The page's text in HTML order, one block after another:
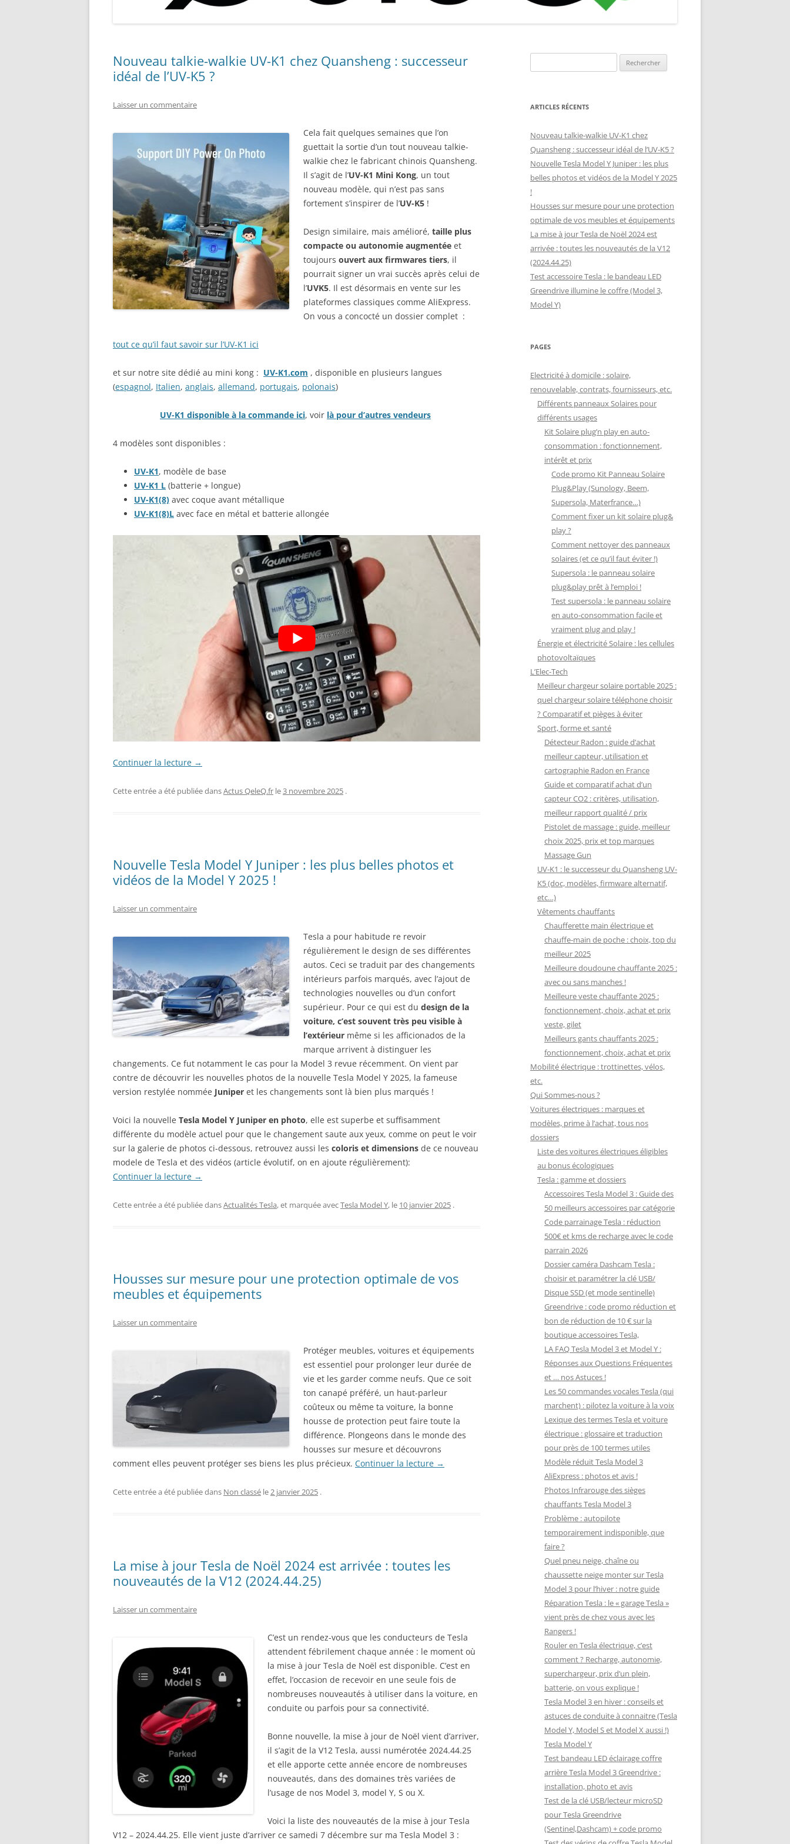
TEST BANDEAU LED ÉCLAIRAGE
MODEL Y ET MODEL 3
GREENDRIVE
CAMÉRA DASHCAM TESLA :
CHOISIR ET PARAMÉTRER CLÉ
USB/ DISQUE SSD
GREENDRIVE : CODE PROMO
RÉDUCTION ET BON DE
RÉDUCTION DE 10 € SUR LA
BOUTIQUE ACCESSOIRES TESLA,
RÉPARATION TESLA : LE « GARAGE
CONSEILS DE CONDUITE
LES 50 COMMANDES VOCALES
TESLA MODEL Y
PHOTOS INFRAROUGE DES SIÈGES
CHAUFFANTS TESLA MODEL 3
TEST TAPIS DE COFFRE TESLA
GREENDRIVE
TEST CHARGEUR SANS-FIL TESLA
DE VOLWCO
TEST DE LA CLÉ USB/LECTEUR
MICROSD POUR TESLA
GREENDRIVE (SENTINEL,DASHCAM)
+ CODE PROMO
TEST DES VÉRINS DE COFFRE
TESLA MODEL 3 À REMONTÉE
CONNAITRE
TROTTINETTES, VÉLOS, ETC.
GUIDE ET COMPARATIF ACHAT
PRIX
CODE PROMO KIT PANNEAU
CHARGEUR SOLAIRE TÉLÉPHONE
Nouveau talkie-walkie UV-K1 chez Quansheng : successeur
idéal de l’UV-K5 ?
Laisser un commentaire
Cela fait quelques semaines que l’on
guettait la sortie d’un tout nouveau talkie-
walkie chez le fabricant chinois Quansheng.
Il s’agit de l’UV-K1 Mini Kong, un tout
nouveau modèle, qui n’est pas sans
fortement s’inspirer de l’UV-K5 !
Design similaire, mais amélioré, taille plus
compacte ou autonomie augmentée et
toujours ouvert aux firmwares tiers, il
pourrait signer un vrai succès après celui de
l’UVK5. Il est désormais en vente sur les
plateformes classiques comme AliExpress.
On vous a concocté un dossier complet :
tout ce qu’il faut savoir sur l’UV-K1 ici
et sur notre site dédié au mini kong : UV-K1.com , disponible en plusieurs langues
(espagnol, Italien, anglais, allemand, portugais, polonais)
UV-K1 disponible à la commande ici, voir là pour d’autres vendeurs
4 modèles sont disponibles :
UV-K1, modèle de base
UV-K1 L (batterie + longue)
UV-K1(8) avec coque avant métallique
UV-K1(8)L avec face en métal et batterie allongée
Continuer la lecture →
Cette entrée a été publiée dansActus QeleQ.fr le3 novembre 2025 .
Nouvelle Tesla Model Y Juniper : les plus belles photos et
vidéos de la Model Y 2025 !
Laisser un commentaire
Tesla a pour habitude re revoir
régulièrement le design de ses différentes
autos. Ceci se traduit par des changements
intérieurs parfois marqués, avec l’ajout de
technologies nouvelles ou d’un confort
supérieur. Pour ce qui est du design de la
voiture, c’est souvent très peu visible à
l’extérieur même si les afficionados de la
marque arrivent à distinguer les
changements. Ce fut notamment le cas pour la Model 3 revue récemment. On vient par
contre de découvrir les nouvelles photos de la nouvelle Tesla Model Y 2025, la fameuse
version restylée nommée Juniper et les changements sont là bien plus marqués !
Voici la nouvelle Tesla Model Y Juniper en photo, elle est superbe et suffisamment
différente du modèle actuel pour que le changement saute aux yeux, comme on peut le voir
sur la galerie de photos ci-dessous, retrouvez aussi les coloris et dimensions de ce nouveau
modele de Tesla et des vidéos (article évolutif, on en ajoute régulièrement):
Continuer la lecture →
Cette entrée a été publiée dansActualités Tesla, et marquée avecTesla Model Y, le 10 janvier 2025 .
Housses sur mesure pour une protection optimale de vos
meubles et équipements
Laisser un commentaire
Protéger meubles, voitures et équipements
est essentiel pour prolonger leur durée de
vie et les garder comme neufs. Que ce soit
ton canapé préféré, un haut-parleur
coûteux ou même ta voiture, la bonne
housse de protection peut faire toute la
différence. Plongeons dans le monde des
housses sur mesure et découvrons
comment elles peuvent protéger ses biens les plus précieux. Continuer la lecture →
Cette entrée a été publiée dans Non classé le2 janvier 2025 .
La mise à jour Tesla de Noël 2024 est arrivée : toutes les
nouveautés de la V12 (2024.44.25)
Laisser un commentaire
C’est un rendez-vous que les conducteurs de Tesla
attendent fébrilement chaque année : le moment où
la mise à jour Tesla de Noël est disponible. C’est en
effet, l’occasion de recevoir en une seule fois de
nombreuses nouveautés à utiliser dans la voiture, en
conduite ou parfois pour sa connectivité.
Bonne nouvelle, la mise à jour de Noël vient d’arriver,
il s’agit de la V12 Tesla, aussi numérotée 2024.44.25
et elle apporte cette année encore de nombreuses
nouveautés, dans des domaines très variées de
l’usage de nos Model 3, model Y, S ou X.
Voici la liste des nouveautés de la mise à jour Tesla
V12 – 2024.44.25. Elle vient juste d’arriver ce samedi 7 décembre sur ma Tesla Model 3 :
ARTICLES RÉCENTS
Nouveau talkie-walkie UV-K1 chez
Quansheng : successeur idéal de l’UV-K5 ?
Nouvelle Tesla Model Y Juniper : les plus
belles photos et vidéos de la Model Y 2025
!
Housses sur mesure pour une protection
optimale de vos meubles et équipements
La mise à jour Tesla de Noël 2024 est
arrivée : toutes les nouveautés de la V12
(2024.44.25)
Test accessoire Tesla : le bandeau LED
Greendrive illumine le coffre (Model 3,
Model Y)
PAGES
Electricité à domicile : solaire,
renouvelable, contrats, fournisseurs, etc.
Différents panneaux Solaires pour
différents usages
Kit Solaire plug’n play en auto-
consommation : fonctionnement,
intérêt et prix
Code promo Kit Panneau Solaire
Plug&Play (Sunology, Beem,
Supersola, Materfrance…)
Comment fixer un kit solaire plug&
play ?
Comment nettoyer des panneaux
solaires (et ce qu’il faut éviter !)
Supersola : le panneau solaire
plug&play prêt à l’emploi !
Test supersola : le panneau solaire
en auto-consommation facile et
vraiment plug and play !
Énergie et électricité Solaire : les cellules
photovoltaïques
L’Elec-Tech
Meilleur chargeur solaire portable 2025 :
quel chargeur solaire téléphone choisir
? Comparatif et pièges à éviter
Sport, forme et santé
Détecteur Radon : guide d’achat
meilleur capteur, utilisation et
cartographie Radon en France
Guide et comparatif achat d’un
capteur CO2 : critères, utilisation,
meilleur rapport qualité / prix
Pistolet de massage : guide, meilleur
choix 2025, prix et top marques
Massage Gun
UV-K1 : le successeur du Quansheng UV-
K5 (doc, modèles, firmware alternatif,
etc…)
Vêtements chauffants
Chaufferette main électrique et
chauffe-main de poche : choix, top du
meilleur 2025
Meilleure doudoune chauffante 2025 :
avec ou sans manches !
Meilleure veste chauffante 2025 :
fonctionnement, choix, achat et prix
veste, gilet
Meilleurs gants chauffants 2025 :
fonctionnement, choix, achat et prix
Mobilité électrique : trottinettes, vélos,
etc.
Qui Sommes-nous ?
Voitures électriques : marques et
modèles, prime à l’achat, tous nos
dossiers
Liste des voitures électriques éligibles
au bonus écologiques
Tesla : gamme et dossiers
Accessoires Tesla Model 3 : Guide des
50 meilleurs accessoires par catégorie
Code parrainage Tesla : réduction
500€ et kms de recharge avec le code
parrain 2026
Dossier caméra Dashcam Tesla :
choisir et paramétrer la clé USB/
Disque SSD (et mode sentinelle)
Greendrive : code promo réduction et
bon de réduction de 10 € sur la
boutique accessoires Tesla,
LA FAQ Tesla Model 3 et Model Y :
Réponses aux Questions Fréquentes
et … nos Astuces !
Les 50 commandes vocales Tesla (qui
marchent) : pilotez la voiture à la voix
Lexique des termes Tesla et voiture
électrique : glossaire et traduction
pour près de 100 termes utiles
Modèle réduit Tesla Model 3
AliExpress : photos et avis !
Photos Infrarouge des sièges
chauffants Tesla Model 3
Problème : autopilote
temporairement indisponible, que
faire ?
Quel pneu neige, chaîne ou
chaussette neige monter sur Tesla
Model 3 pour l’hiver : notre guide
Réparation Tesla : le « garage Tesla »
vient près de chez vous avec les
Rangers !
Rouler en Tesla électrique, c’est
comment ? Recharge, autonomie,
superchargeur, prix d’un plein,
batterie, on vous explique !
Tesla Model 3 en hiver : conseils et
astuces de conduite à connaitre (Tesla
Model Y, Model S et Model X aussi !)
Tesla Model Y
Test bandeau LED éclairage coffre
arrière Tesla Model 3 Greendrive :
installation, photo et avis
Test de la clé USB/lecteur microSD
pour Tesla Greendrive
(Sentinel,Dashcam) + code promo